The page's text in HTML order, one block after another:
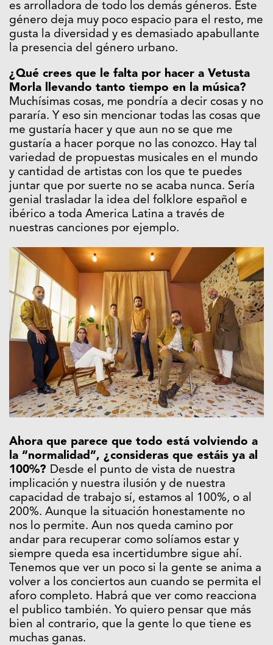
es arrolladora de todo los demás géneros. Este
género deja muy poco espacio para el resto, me
gusta la diversidad y es demasiado apabullante
la presencia del género urbano.
¿Qué crees que le falta por hacer a Vetusta
Morla llevando tanto tiempo en la música?
Muchísimas cosas, me pondría a decir cosas y no
pararía. Y eso sin mencionar todas las cosas que
me gustaría hacer y que aun no se que me
gustaría a hacer porque no las conozco. Hay tal
variedad de propuestas musicales en el mundo
y cantidad de artistas con los que te puedes
juntar que por suerte no se acaba nunca. Sería
genial trasladar la idea del folklore español e
ibérico a toda America Latina a través de
nuestras canciones por ejemplo.
Ahora que parece que todo está volviendo a
la “normalidad”, ¿consideras que estáis ya al
100%? Desde el punto de vista de nuestra
implicación y nuestra ilusión y de nuestra
capacidad de trabajo sí, estamos al 100%, o al
200%. Aunque la situación honestamente no
nos lo permite. Aun nos queda camino por
andar para recuperar como solíamos estar y
siempre queda esa incertidumbre sigue ahí.
Tenemos que ver un poco si la gente se anima a
volver a los conciertos aun cuando se permita el
aforo completo. Habrá que ver como reacciona
el publico también. Yo quiero pensar que más
bien al contrario, que la gente lo que tiene es
muchas ganas.